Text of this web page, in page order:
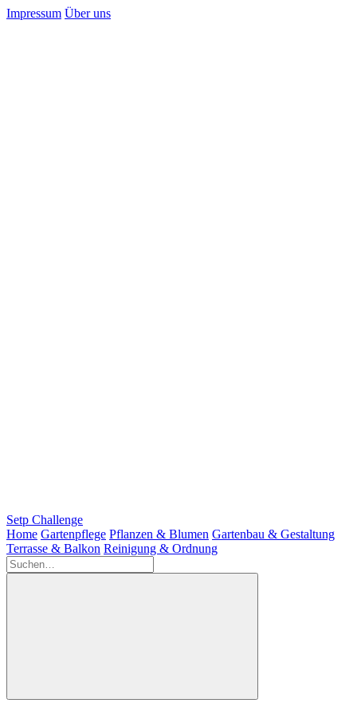
Impressum Über uns
Setp Challenge
Home Gartenpflege Pflanzen & Blumen Gartenbau & Gestaltung
Terrasse & Balkon Reinigung & Ordnung